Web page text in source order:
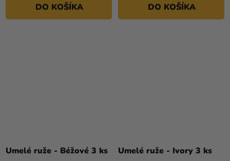
DO KOŠÍKA DO KOŠÍKA
Umelé ruže - Béžové 3 ks Umelé ruže - Ivory 3 ks